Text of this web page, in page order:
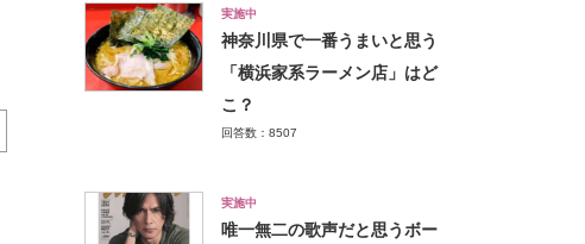
実施中
神奈川県で一番うまいと思う
「横浜家系ラーメン店」はど
こ？
回答数：8507
実施中
唯一無二の歌声だと思うボー